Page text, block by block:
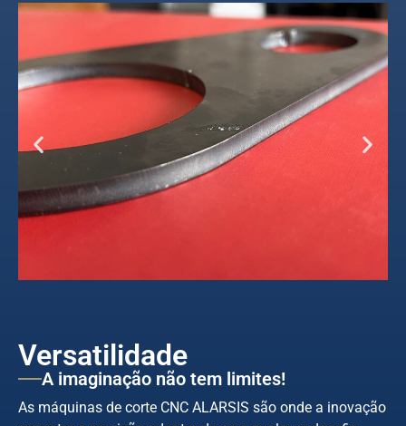
Versatilidade
A imaginação não tem limites!
As máquinas de corte CNC ALARSIS são onde a inovação